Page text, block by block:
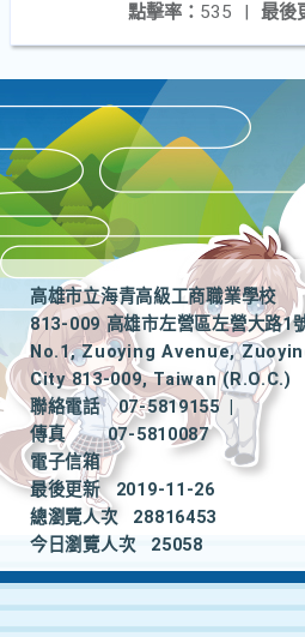
最後
點擊率： 535 |
高雄市立海青高級工商職業學校
813-009 高雄市左營區左營大路1
No.1, Zuoying Avenue,
City 813-009, Taiwan (R.O.C.)
聯絡電話
07-5819155
|
傳真
07-5810087
電子信箱
最後更新
2019-11-26
總瀏覽人次
28816453
今日瀏覽人次
25058